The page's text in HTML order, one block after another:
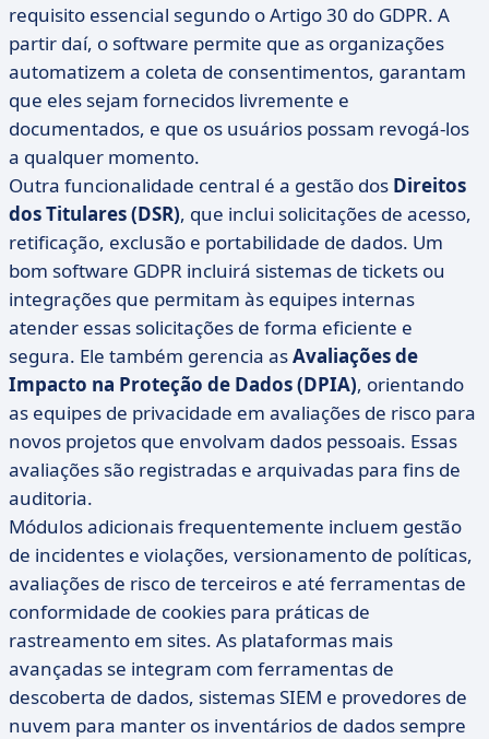
requisito essencial segundo o Artigo 30 do GDPR. A
partir daí, o software permite que as organizações
automatizem a coleta de consentimentos, garantam
que eles sejam fornecidos livremente e
documentados, e que os usuários possam revogá-los
a qualquer momento.
Outra funcionalidade central é a gestão dos Direitos
dos Titulares (DSR), que inclui solicitações de acesso,
retificação, exclusão e portabilidade de dados. Um
bom software GDPR incluirá sistemas de tickets ou
integrações que permitam às equipes internas
atender essas solicitações de forma eficiente e
segura. Ele também gerencia asAvaliações de
Impacto na Proteção de Dados (DPIA), orientando
as equipes de privacidade em avaliações de risco para
novos projetos que envolvam dados pessoais. Essas
avaliações são registradas e arquivadas para fins de
auditoria.
Módulos adicionais frequentemente incluem gestão
de incidentes e violações, versionamento de políticas,
avaliações de risco de terceiros e até ferramentas de
conformidade de cookies para práticas de
rastreamento em sites. As plataformas mais
avançadas se integram com ferramentas de
descoberta de dados, sistemas SIEM e provedores de
nuvem para manter os inventários de dados sempre